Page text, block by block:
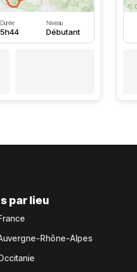
Durée
5h44
Niveau
Débutant
par lieu
Rhône-Alpes